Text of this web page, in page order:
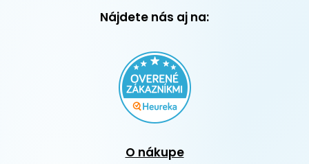
Nájdete nás aj na:
O nákupe